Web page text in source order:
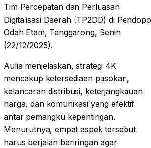
Tim Percepatan dan Perluasan
Digitalisasi Daerah (TP2DD) di Pendopo
Odah Etam, Tenggarong, Senin
(22/12/2025).
Aulia menjelaskan, strategi 4K
mencakup ketersediaan pasokan,
kelancaran distribusi, keterjangkauan
harga, dan komunikasi yang efektif
antar pemangku kepentingan.
Menurutnya, empat aspek tersebut
harus berjalan beriringan agar